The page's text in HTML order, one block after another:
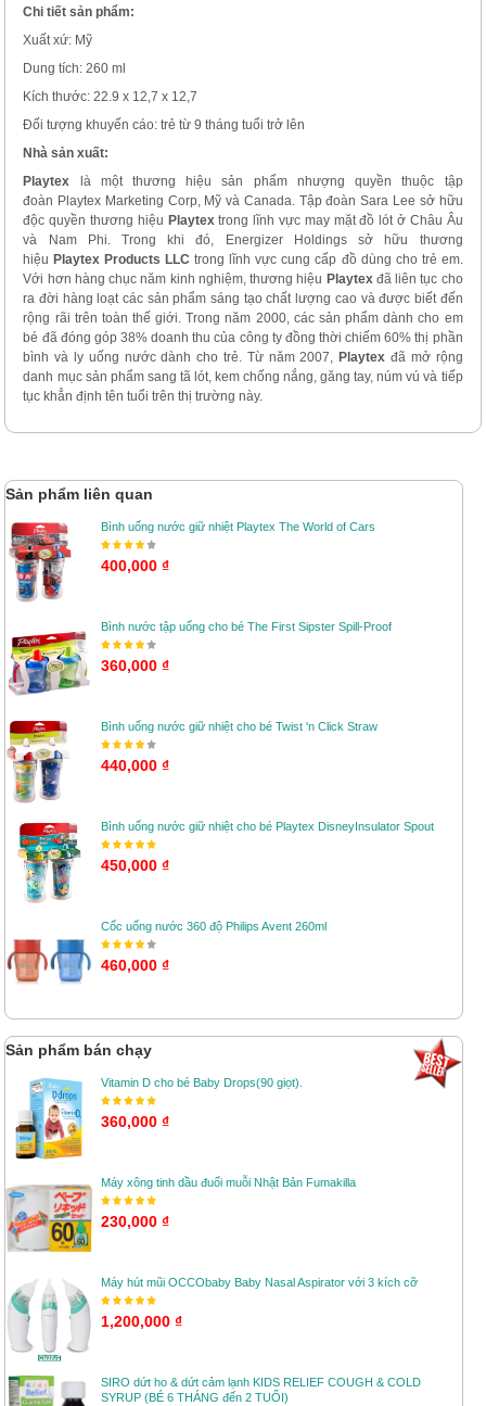
Chi tiết sản phẩm:
Xuất xứ: Mỹ
Dung tích: 260 ml
Kích thước: 22.9 x 12,7 x 12,7
Đối tượng khuyến cáo: trẻ từ 9 tháng tuổi trở lên
Nhà sản xuất:
Playtex là một thương hiệu sản phẩm nhượng quyền thuộc tập
đoàn Playtex Marketing Corp, Mỹ và Canada. Tập đoàn Sara Lee sở hữu
độc quyền thương hiệu Playtextrong lĩnh vực may mặt đồ lót ở Châu Âu
và Nam Phi. Trong khi đó, Energizer Holdings sở hữu thương
hiệu Playtex Products LLC trong lĩnh vực cung cấp đồ dùng cho trẻ em.
Với hơn hàng chục năm kinh nghiệm, thương hiệu Playtex đã liên tục cho
ra đời hàng loạt các sản phẩm sáng tạo chất lượng cao và được biết đến
rộng rãi trên toàn thế giới. Trong năm 2000, các sản phẩm dành cho em
bé đã đóng góp 38% doanh thu của công ty đồng thời chiếm 60% thị phần
bình và ly uống nước dành cho trẻ. Từ năm 2007, Playtex đã mở rộng
danh mục sản phẩm sang tã lót, kem chống nắng, găng tay, núm vú và tiếp
tục khẳn định tên tuổi trên thị trường này.
Sản phẩm liên quan
Bình uống nước giữ nhiệt Playtex The World of Cars
400,000 ₫
Bình nước tập uống cho bé The First Sipster Spill-Proof
360,000 ₫
Bình uống nước giữ nhiệt cho bé Twist 'n Click Straw
440,000 ₫
Bình uống nước giữ nhiệt cho bé Playtex DisneyInsulator Spout
450,000 ₫
Cốc uống nước 360 độ Philips Avent 260ml
460,000 ₫
Sản phẩm bán chạy
Vitamin D cho bé Baby Drops(90 giọt).
360,000 ₫
Máy xông tinh dầu đuổi muỗi Nhật Bản Fumakilla
230,000 ₫
Máy hút mũi OCCObaby Baby Nasal Aspirator với 3 kích cỡ
1,200,000 ₫
SIRO dứt ho & dứt cảm lạnh KIDS RELIEF COUGH & COLD
SYRUP (BÉ 6 THÁNG đến 2 TUỔI)